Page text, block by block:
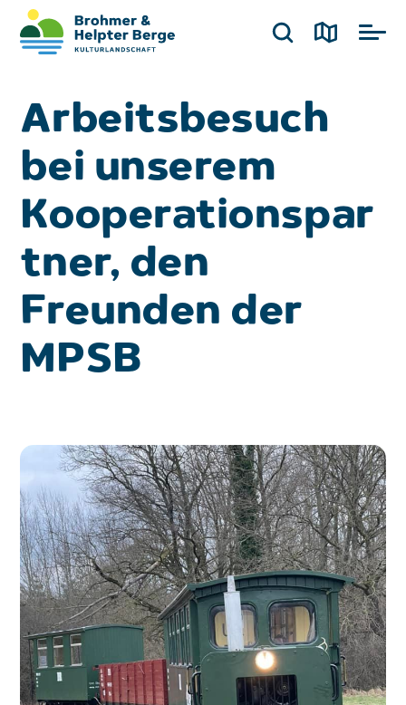
Arbeitsbesuch
bei unserem
Kooperationspar
tner, den
Freunden der
MPSB